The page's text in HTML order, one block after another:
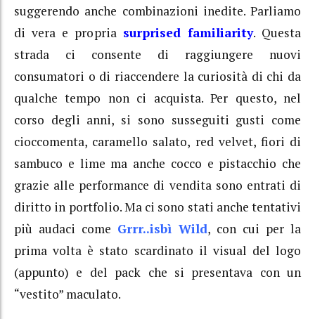
suggerendo anche combinazioni inedite. Parliamo
di vera e propria surprised familiarity. Questa
strada ci consente di raggiungere nuovi
consumatori o di riaccendere la curiosità di chi da
qualche tempo non ci acquista. Per questo, nel
corso degli anni, si sono susseguiti gusti come
cioccomenta, caramello salato, red velvet, fiori di
sambuco e lime ma anche cocco e pistacchio che
grazie alle performance di vendita sono entrati di
diritto in portfolio. Ma ci sono stati anche tentativi
più audaci come Grrr..isbì Wild, con cui per la
prima volta è stato scardinato il visual del logo
(appunto) e del pack che si presentava con un
“vestito” maculato.